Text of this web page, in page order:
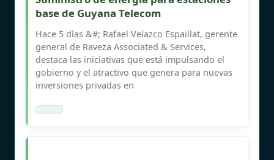
base de Guyana Telecom
Hace 5 días &#; Rafael Velazco Espaillat, gerente
general de Raveza Associated & Services,
destaca las iniciativas que está impulsando el
gobierno y el atractivo que genera para nuevas
inversiones privadas en